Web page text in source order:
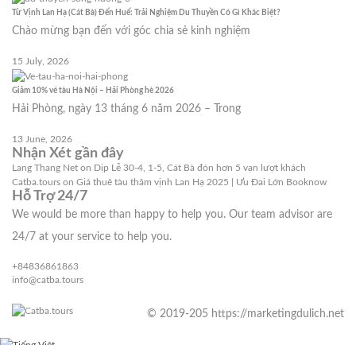
Từ Vịnh Lan Hạ (Cát Bà) Đến Huế: Trải Nghiệm Du Thuyền Có Gì Khác Biệt?
Chào mừng bạn đến với góc chia sẻ kinh nghiệm
15 July, 2026
Giảm 10% vé tàu Hà Nội – Hải Phòng hè 2026
Hải Phòng, ngày 13 tháng 6 năm 2026 – Trong
13 June, 2026
Nhận Xét gần đây
Lang Thang Net on Dịp Lễ 30-4, 1-5, Cát Bà đón hơn 5 vạn lượt khách
Catba.tours on Giá thuê tàu thăm vịnh Lan Hạ 2025 | Ưu Đai Lớn Booknow
Hỗ Trợ 24/7
We would be more than happy to help you. Our team advisor are
24/7 at your service to help you.
+84836861863
info@catba.tours
© 2019-205 https://marketingdulich.net